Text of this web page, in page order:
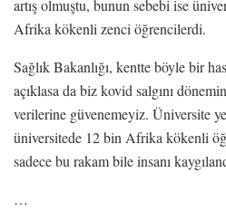
artış olmuştu, bunun sebebi ise
Afrika kökenli zenci öğrencilerdi.
Sağlık Bakanlığı, kentte böyle bir
açıklasa da biz kovid salgını
verilerine güvenemeyiz. Üniversite
üniversitede 12 bin Afrika kökenli
sadece bu rakam bile insanı
…